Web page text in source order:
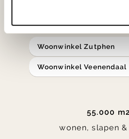
Woonwinkel Zutphen
Woonwinkel Veenendaal
55.000 m2
wonen, slapen